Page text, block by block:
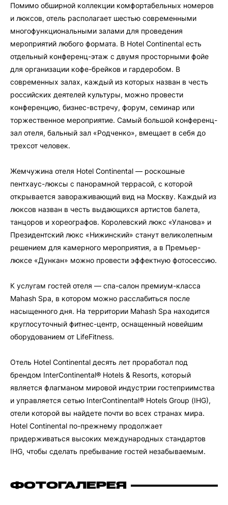
Помимо обширной коллекции комфортабельных номеров
и люксов, отель располагает шестью современными
многофункциональными залами для проведения
мероприятий любого формата. В Hotel Continental есть
отдельный конференц-этаж с двумя просторными фойе
для организации кофе-брейков и гардеробом. В
современных залах, каждый из которых назван в честь
российских деятелей культуры, можно провести
конференцию, бизнес-встречу, форум, семинар или
торжественное мероприятие. Самый большой конференц-
зал отеля, бальный зал «Родченко», вмещает в себя до
трехсот человек.
Жемчужина отеля Hotel Continental — роскошные
пентхаус-люксы с панорамной террасой, с которой
открывается завораживающий вид на Москву. Каждый из
люксов назван в честь выдающихся артистов балета,
танцоров и хореографов. Королевский люкс «Уланова» и
Президентский люкс «Нижинский» станут великолепным
решением для камерного мероприятия, а в Премьер-
люксе «Дункан» можно провести эффектную фотосессию.
К услугам гостей отеля — спа-салон премиум-класса
Mahash Spa, в котором можно расслабиться после
насыщенного дня. На территории Mahash Spa находится
круглосуточный фитнес-центр, оснащенный новейшим
оборудованием от LifeFitness.
Отель Hotel Continental десять лет проработал под
брендом InterContinental® Hotels & Resorts, который
является флагманом мировой индустрии гостеприимства
и управляется сетью InterContinental® Hotels Group (IHG),
отели которой вы найдете почти во всех странах мира.
Hotel Continental по-прежнему продолжает
придерживаться высоких международных стандартов
IHG, чтобы сделать пребывание гостей незабываемым.
ФОТОГАЛЕРЕЯ